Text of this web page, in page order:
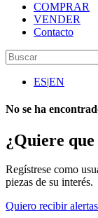
COMPRAR
VENDER
Contacto
ES|EN
No se ha
¿Quiere que
Regístrese como
piezas de su interés.
Quiero recibir alertas